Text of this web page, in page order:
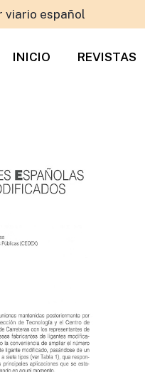
viario español
INICIO REVISTAS